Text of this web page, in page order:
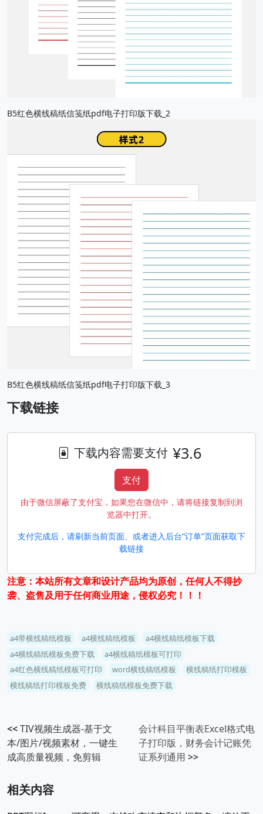
B5红色横线稿纸信笺纸pdf电子打印版下载_2
B5红色横线稿纸信笺纸pdf电子打印版下载_3
下载链接
下载内容需要支付 ¥3.6
支付
由于微信屏蔽了支付宝，如果您在微信中，请将链接复制到浏
览器中打开。
支付完成后，请刷新当前页面、或者进入后台“订单”页面获取下
载链接
注意：本站所有文章和设计产品均为原创，任何人不得抄
袭、盗售及用于任何商业用途，侵权必究！！！
a4带横线稿纸模板 a4横线稿纸模板
a4横线稿纸模板下载
a4横线稿纸模板免费下载
a4横线稿纸模板可打印
a4红色横线稿纸模板可打印
word横线稿纸模板
横线稿纸打印模板
横线稿纸打印模板免费
横线稿纸模板免费下载
<<TIV视频生成器-基于文
本/图片/视频素材，一键生
成高质量视频，免剪辑
会计科目平衡表Excel格式电
子打印版，财务会计记账凭
证系列通用 >>
相关内容